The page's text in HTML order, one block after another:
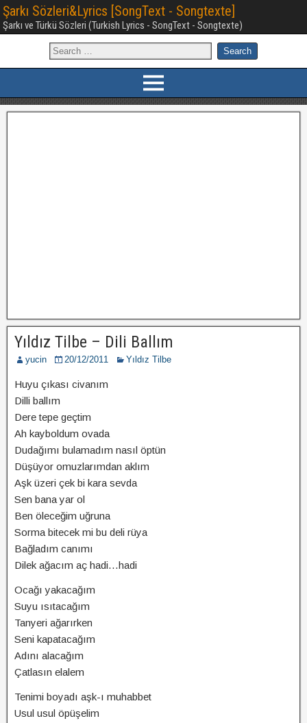
Şarkı Sözleri&Lyrics [SongText - Songtexte]
Şarkı ve Türkü Sözleri (Turkish Lyrics - SongText - Songtexte)
Yıldız Tilbe – Dili Ballım
yucin 20/12/2011 Yıldız Tilbe
Huyu çıkası civanım
Dilli ballım
Dere tepe geçtim
Ah kayboldum ovada
Dudağımı bulamadım nasıl öptün
Düşüyor omuzlarımdan aklım
Aşk üzeri çek bi kara sevda
Sen bana yar ol
Ben öleceğim uğruna
Sorma bitecek mi bu deli rüya
Bağladım canımı
Dilek ağacım aç hadi…hadi
Ocağı yakacağım
Suyu ısıtacağım
Tanyeri ağarırken
Seni kapatacağım
Adını alacağım
Çatlasın elalem
Tenimi boyadı aşk-ı muhabbet
Usul usul öpüşelim